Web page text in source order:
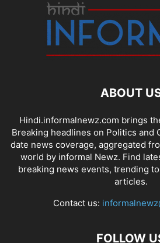
ABOUT
Hindi.informalnewz.com brings
Breaking headlines on Politics and
date news coverage, aggregated
world by informal Newz. Find
breaking news events, trending
articles.
Contact us:
FOLLOW